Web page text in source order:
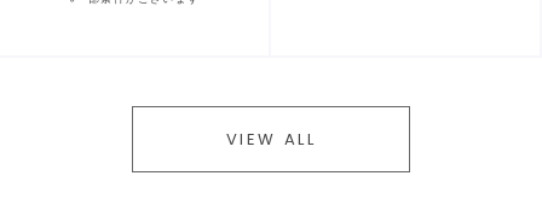
VIEW ALL